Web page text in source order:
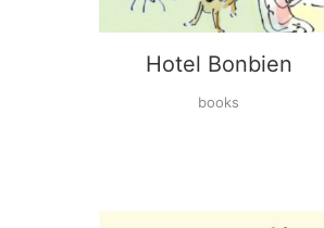
Hotel Bonbien
books